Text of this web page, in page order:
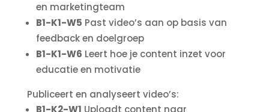
en marketingteam
B1-K1-W5 Past video’s aan op basis van
feedback en doelgroep
B1-K1-W6 Leert hoe je content inzet voor
educatie en motivatie
Publiceert en analyseert video’s: